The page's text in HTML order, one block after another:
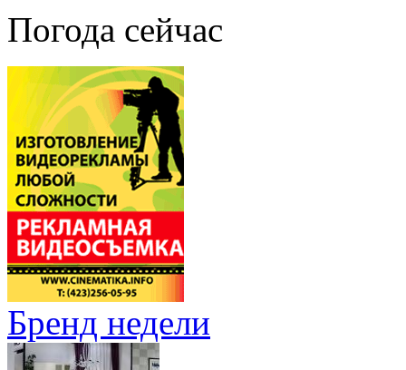
Погода сейчас
Бренд недели